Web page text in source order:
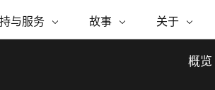
功能
专题倡议
与服务
与服务 自助服务
故事
ESRI 故事 关于
关于 ESRI
概览